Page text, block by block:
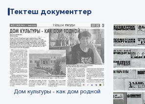
Тектеш документтер
Дом культуры - как дом родной